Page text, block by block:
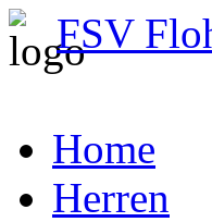
FSV
Home
Herren